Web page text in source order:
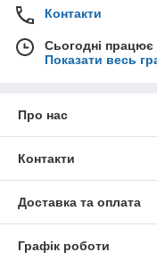
Контакти
Сьогодні працює
Показати весь
Про нас
Контакти
Доставка та оплата
Графік роботи